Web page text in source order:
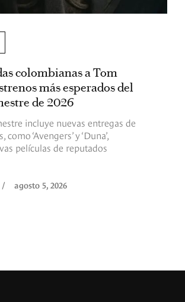
colombianas a Tom
más esperados del
de 2026
incluye nuevas entregas de
‘Avengers’ y ‘Duna’,
películas de reputados
/ agosto 5, 2026